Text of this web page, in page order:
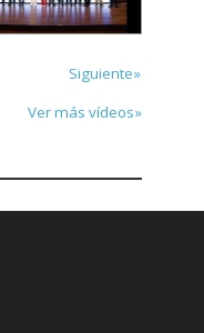
Siguiente»
Ver más vídeos»